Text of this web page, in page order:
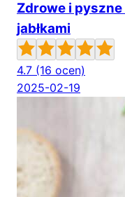
Zdrowe i
jabłkami
4.7 (16 ocen)
2025-02-19